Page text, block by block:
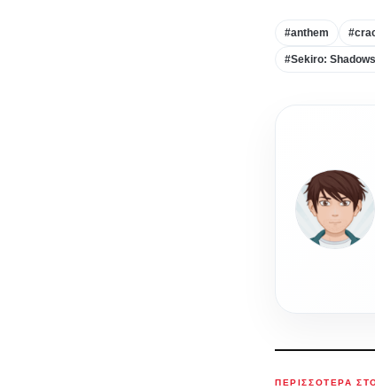
#anthem
#Sekiro:
ΠΕΡΙΣΣΌΤΕΡΑ